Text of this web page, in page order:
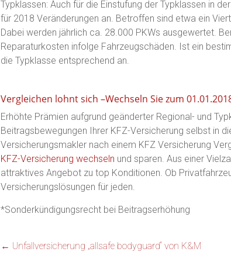
Typklassen: Auch für die Einstufung der Typklassen in
für 2018 Veränderungen an. Betroffen sind etwa ein
Dabei werden jährlich ca. 28.000 PKWs ausgewertet.
Reparaturkosten infolge Fahrzeugschäden. Ist ein
die Typklasse entsprechend an.
Vergleichen lohnt sich –Wechseln Sie zum
Erhöhte Prämien aufgrund geänderter Regional- und
Beitragsbewegungen Ihrer KFZ-Versicherung selbst in
Versicherungsmakler nach einem KFZ Versicherung
KFZ-Versicherung wechseln und sparen. Aus einer
attraktives Angebot zu top Konditionen. Ob
Versicherungslösungen für jeden.
*Sonderkündigungsrecht bei Beitragserhöhung
← Unfallversicherung „allsafe bodyguard“ von K&M